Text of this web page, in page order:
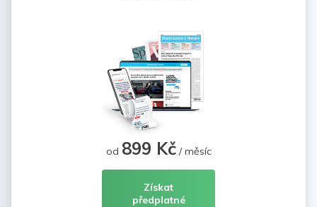
od 899 Kč/ měsíc
Získat
předplatné